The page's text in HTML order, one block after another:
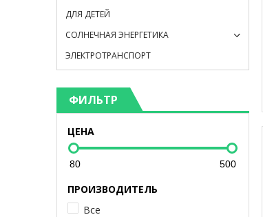
ДЛЯ ДЕТЕЙ
СОЛНЕЧНАЯ ЭНЕРГЕТИКА
ЭЛЕКТРОТРАНСПОРТ
ФИЛЬТР
ЦЕНА
ПРОИЗВОДИТЕЛЬ
Все